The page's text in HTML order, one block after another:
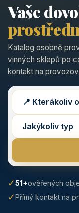
Vaše
Katalog osobně
vinných sklepů po
kontakt na
✓51+ověřených
✓Přímý kontakt na